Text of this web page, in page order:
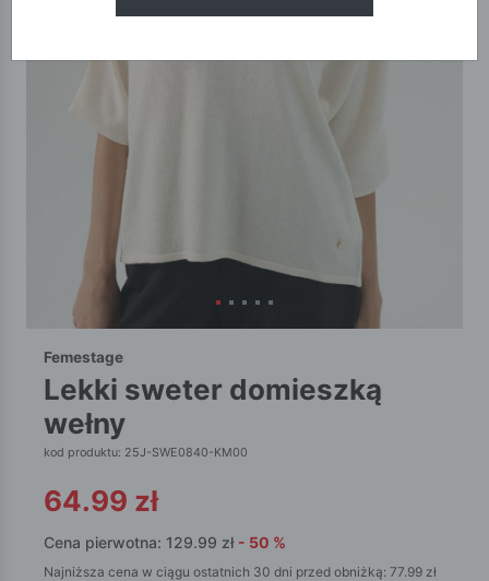
Femestage
lekki sweter domieszką
wełny
kod produktu: 25J-SWE0840-KM00
64.99 zł
Cena pierwotna: 129.99 zł - 50 %
Najniższa cena w ciągu ostatnich 30 dni przed obniżką: 77.99 zł